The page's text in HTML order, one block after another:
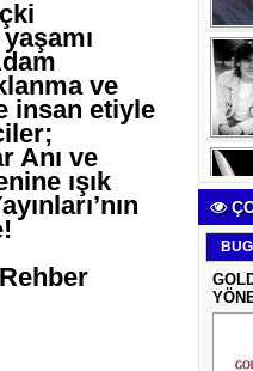
ve
insan etiyle
Anı ve
ışık